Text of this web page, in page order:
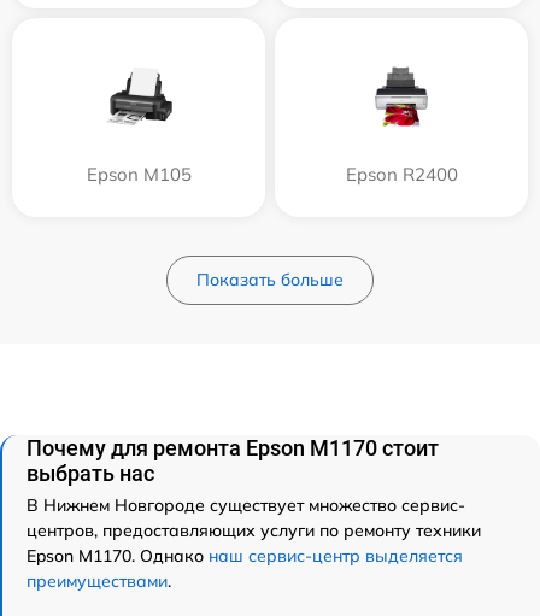
Epson M105 Epson R2400
Показать больше
Почему для ремонта Epson M1170 стоит
выбрать нас
В Нижнем Новгороде существует множество сервис-
центров, предоставляющих услуги по ремонту техники
Epson M1170. Однако наш сервис-центр выделяется
преимуществами.